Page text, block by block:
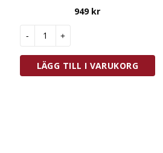
949 kr
LÄGG TILL I VARUKORG